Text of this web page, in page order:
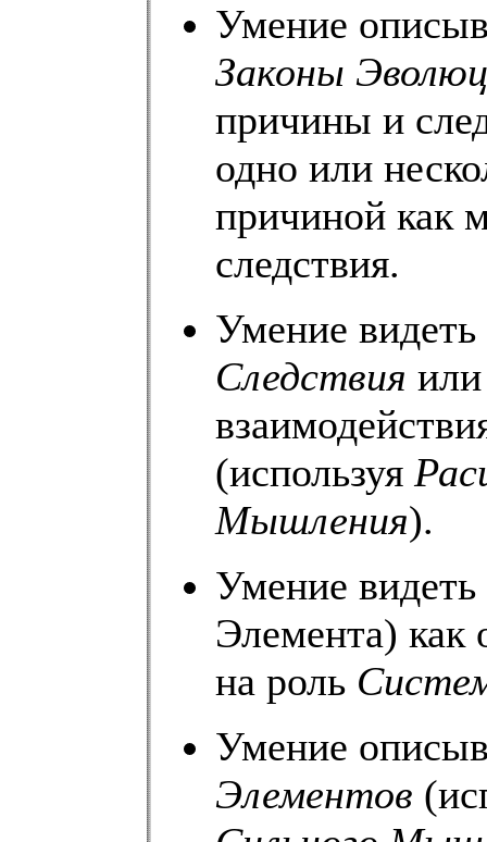
Умение
Законы
причины и
одно или
причиной как
следствия.
Умение видеть
Следствия
(используя
Мышления).
Умение видеть
Элемента) как
на роль
Умение
Элементов